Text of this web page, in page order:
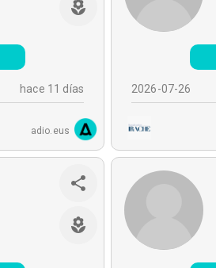
hace 11 días
adio.eus
2026-07-26